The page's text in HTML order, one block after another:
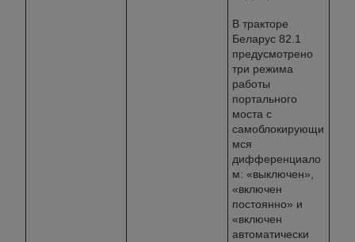
В тракторе
Беларус 82.1
предусмотрено
три режима
работы
портального
моста с
самоблокирующи
мся
дифференциало
м: «выключен»,
«включен
постоянно» и
«включен
автоматически